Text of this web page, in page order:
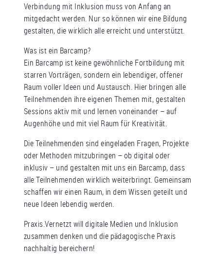
Verbindung mit Inklusion muss von Anfang an
mitgedacht werden. Nur so können wir eine Bildung
gestalten, die wirklich alle erreicht und unterstützt.
Was ist ein Barcamp?
Ein Barcamp ist keine gewöhnliche Fortbildung mit
starren Vorträgen, sondern ein lebendiger, offener
Raum voller Ideen und Austausch. Hier bringen alle
Teilnehmenden ihre eigenen Themen mit, gestalten
Sessions aktiv mit und lernen voneinander – auf
Augenhöhe und mit viel Raum für Kreativität.
Die Teilnehmenden sind eingeladen Fragen, Projekte
oder Methoden mitzubringen – ob digital oder
inklusiv – und gestalten mit uns ein Barcamp, dass
alle Teilnehmenden wirklich weiterbringt. Gemeinsam
schaffen wir einen Raum, in dem Wissen geteilt und
neue Ideen lebendig werden.
Praxis.Vernetzt will digitale Medien und Inklusion
zusammen denken und die pädagogische Praxis
nachhaltig bereichern!